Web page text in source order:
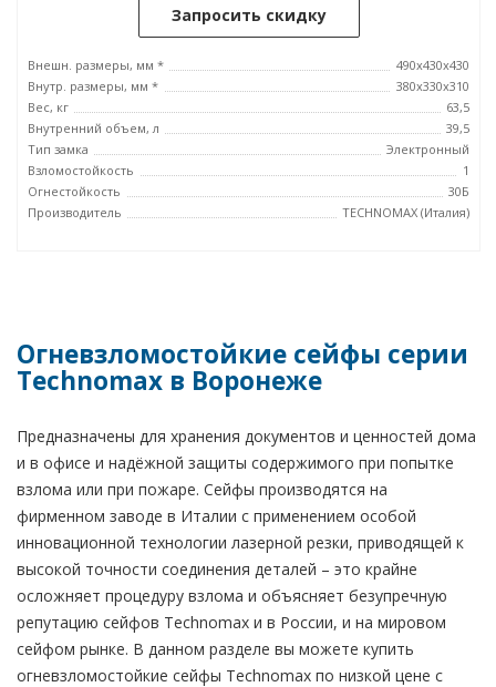
Запросить скидку
Внешн. размеры, мм *
490х430х430
Внутр. размеры, мм *
380х330х310
Вес, кг
63,5
Внутренний объем, л
39,5
Тип замка
Электронный
Взломостойкость
1
Огнестойкость
30Б
Производитель
TECHNOMAX (Италия)
Огневзломостойкие сейфы серии
Technomax в Воронеже
Предназначены для хранения документов и ценностей дома
и в офисе и надёжной защиты содержимого при попытке
взлома или при пожаре. Сейфы производятся на
фирменном заводе в Италии с применением особой
инновационной технологии лазерной резки, приводящей к
высокой точности соединения деталей – это крайне
осложняет процедуру взлома и объясняет безупречную
репутацию сейфов Technomax и в России, и на мировом
сейфом рынке. В данном разделе вы можете купить
огневзломостойкие сейфы Technomax по низкой цене с